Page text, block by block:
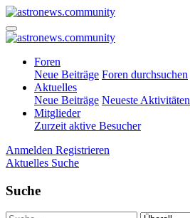
Foren
Neue Beiträge Foren durchsuchen
Aktuelles
Neue Beiträge Neueste Aktivitäten
Mitglieder
Zurzeit aktive Besucher
Anmelden Registrieren
Aktuelles Suche
Suche